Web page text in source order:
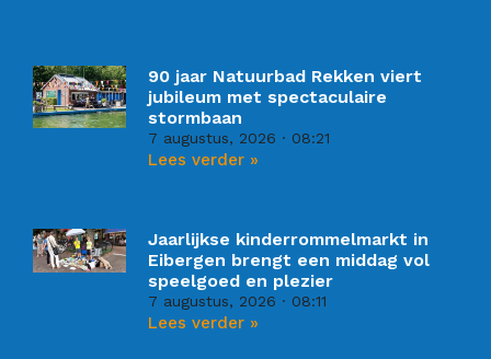
90 jaar Natuurbad Rekken viert
jubileum met spectaculaire
stormbaan
7 augustus, 2026 08:21
Lees verder »
Jaarlijkse kinderrommelmarkt in
Eibergen brengt een middag vol
speelgoed en plezier
7 augustus, 2026 08:11
Lees verder »